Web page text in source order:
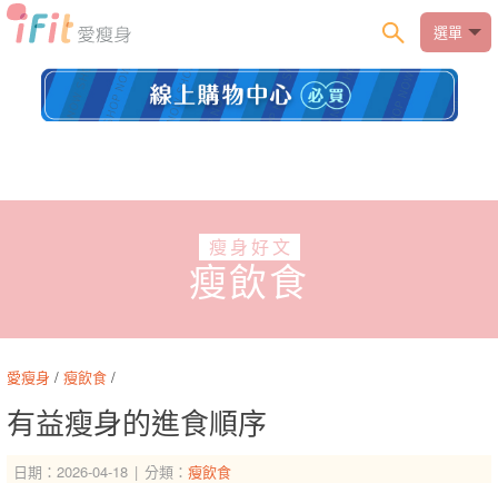
選單
瘦身好文
瘦飲食
愛瘦身 / 瘦飲食 /
有益瘦身的進食順序
日期：2026-04-18 分類： 瘦飲食